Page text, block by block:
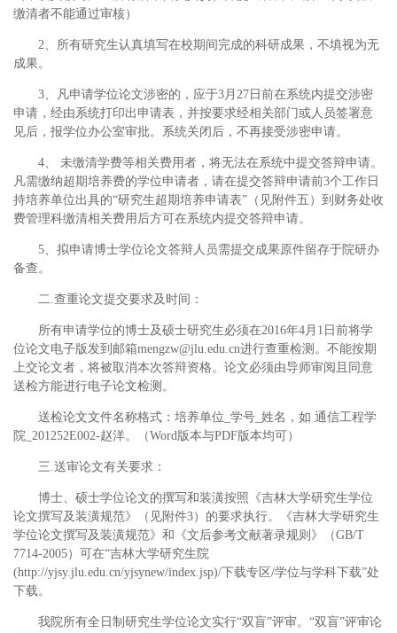
缴清者不能通过审核）
2、所有研究生认真填写在校期间完成的科研成果，不填视为无
成果。
3、凡申请学位论文涉密的，应于3月27日前在系统内提交涉密
申请，经由系统打印出申请表，并按要求经相关部门或人员签署意
见后，报学位办公室审批。系统关闭后，不再接受涉密申请。
4、 未缴清学费等相关费用者，将无法在系统中提交答辩申请。
凡需缴纳超期培养费的学位申请者，请在提交答辩申请前3个工作日
持培养单位出具的“研究生超期培养申请表”（见附件五）到财务处收
费管理科缴清相关费用后方可在系统内提交答辩申请。
5、拟申请博士学位论文答辩人员需提交成果原件留存于院研办
备查。
二.查重论文提交要求及时间：
所有申请学位的博士及硕士研究生必须在2016年4月1日前将学
位论文电子版发到邮箱mengzw@jlu.edu.cn进行查重检测。不能按期
上交论文者，将被取消本次答辩资格。论文必须由导师审阅且同意
送检方能进行电子论文检测。
送检论文文件名称格式：培养单位_学号_姓名，如 通信工程学
院_201252E002-赵洋。（Word版本与PDF版本均可）
三.送审论文有关要求：
博士、硕士学位论文的撰写和装潢按照《吉林大学研究生学位
论文撰写及装潢规范》（见附件3）的要求执行。《吉林大学研究生
学位论文撰写及装潢规范》和《文后参考文献著录规则》（GB/T
7714-2005）可在“吉林大学研究生院
(http://yjsy.jlu.edu.cn/yjsynew/index.jsp)/下载专区/学位与学科下载”处
下载。
我院所有全日制研究生学位论文实行“双盲”评审。“双盲”评审论